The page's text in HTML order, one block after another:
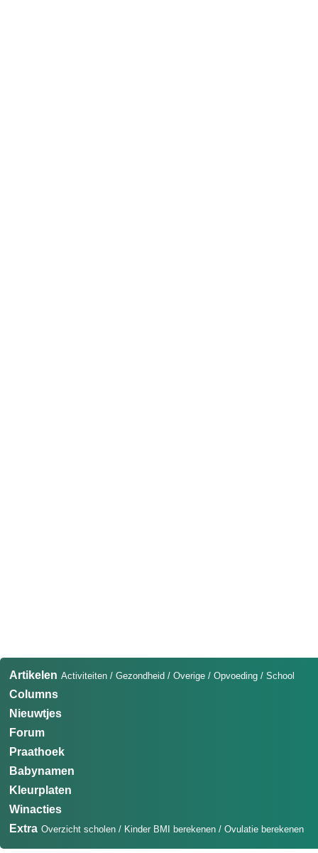
Artikelen Activiteiten / Gezondheid / Overige / Opvoeding / School
Columns
Nieuwtjes
Forum
Praathoek
Babynamen
Kleurplaten
Winacties
Extra Overzicht scholen / Kinder BMI berekenen / Ovulatie berekenen